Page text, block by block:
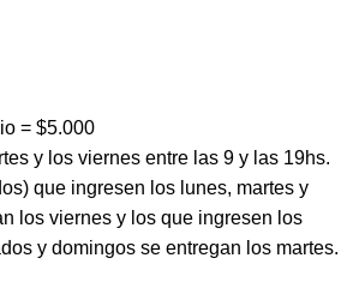
= $5.000
y los viernes entre las 9 y las 19hs.
que ingresen los lunes, martes y
los viernes y los que ingresen los
y domingos se entregan los martes.